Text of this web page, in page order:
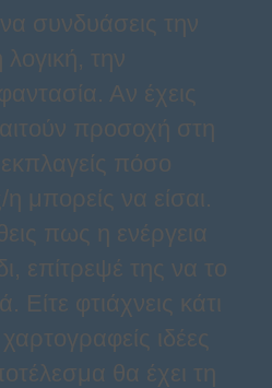
συνδυάσεις την
την
Αν έχεις
προσοχή στη
πόσο
μπορείς να είσαι.
πως η ενέργεια
επίτρεψέ της να το
Είτε φτιάχνεις κάτι
ιδέες
θα έχει τη